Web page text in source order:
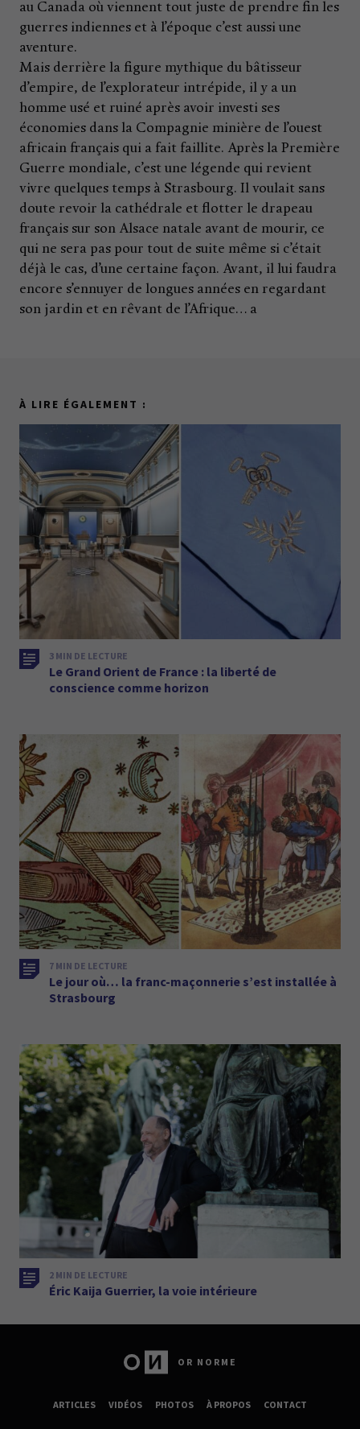
au Canada où viennent tout juste de prendre fin les
guerres indiennes et à l’époque c’est aussi une
aventure.
Mais derrière la figure mythique du bâtisseur
d’empire, de l’explorateur intrépide, il y a un
homme usé et ruiné après avoir investi ses
économies dans la Compagnie minière de l’ouest
africain français qui a fait faillite. Après la Première
Guerre mondiale, c’est une légende qui revient
vivre quelques temps à Strasbourg. Il voulait sans
doute revoir la cathédrale et flotter le drapeau
français sur son Alsace natale avant de mourir, ce
qui ne sera pas pour tout de suite même si c’était
déjà le cas, d’une certaine façon. Avant, il lui faudra
encore s’ennuyer de longues années en regardant
son jardin et en rêvant de l’Afrique… a
À LIRE ÉGALEMENT :
3 MIN DE LECTURE
Le Grand Orient de France : la liberté de
conscience comme horizon
7 MIN DE LECTURE
Le jour où… la franc-maçonnerie s’est installée à
Strasbourg
2 MIN DE LECTURE
Éric Kaija Guerrier, la voie intérieure
OR NORME
ARTICLES VIDÉOS PHOTOS À PROPOS CONTACT